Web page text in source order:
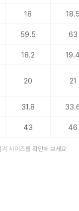
18
59.5 63
18.2
20 21
31.8
43 46
겨 사이즈를 확인해 보세요